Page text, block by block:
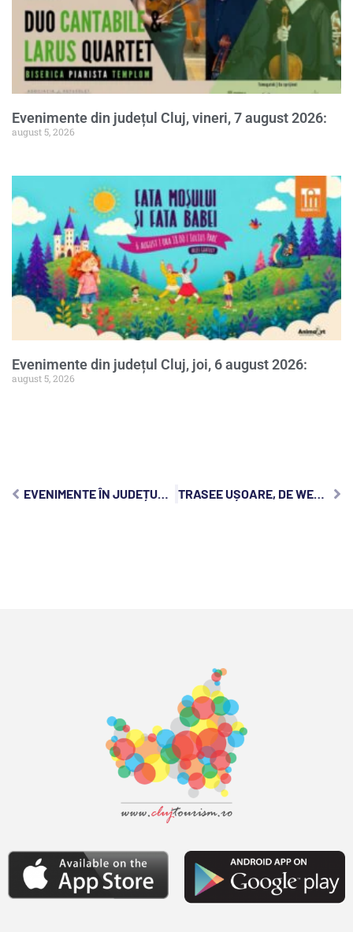
Evenimente din județul Cluj, vineri, 7 august 2026:
august 5, 2026
Evenimente din județul Cluj, joi, 6 august 2026:
august 5, 2026
EVENIMENTE ÎN JUDEȚUL CLUJ, LUNI, 12 DECEMBRIE 2022: TRASEE UȘOARE, DE WEEKEND, ÎN JUDEȚUL CLUJ